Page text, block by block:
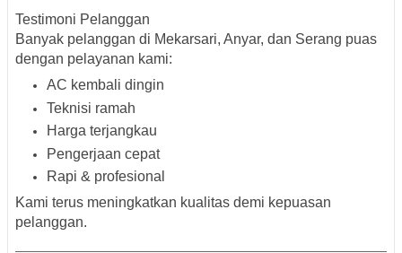
Testimoni Pelanggan
Banyak pelanggan di Mekarsari, Anyar, dan Serang puas
dengan pelayanan kami:
AC kembali dingin
Teknisi ramah
Harga terjangkau
Pengerjaan cepat
Rapi & profesional
Kami terus meningkatkan kualitas demi kepuasan
pelanggan.